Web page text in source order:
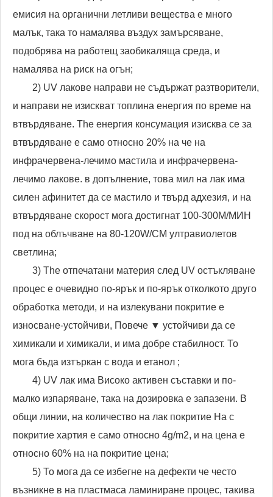
емисия на органични летливи вещества е много
малък, така то намалява въздух замърсяване,
подобрява на работещ заобикаляща среда, и
намалява на риск на огън;
2) UV лакове направи не съдържат разтворители,
и направи не изискват топлина енергия по време на
втвърдяване. The енергия консумация изисква се за
втвърдяване е само относно 20% на че на
инфрачервена-лечимо мастила и инфрачервена-
лечимо лакове. в допълнение, това мил на лак има
силен афинитет да се мастило и твърд адхезия, и на
втвърдяване скорост мога достигнат 100-300M/МИН
под на облъчване на 80-120W/СМ ултравиолетов
светлина;
3) The отпечатани материя след UV остъкляване
процес е очевидно по-ярък и по-ярък отколкото друго
обработка методи, и на излекувани покритие е
износване-устойчиви, Повече ▼ устойчиви да се
химикали и химикали, и има добре стабилност. То
мога бъда изтъркан с вода и етанол ;
4) UV лак има Високо активен съставки и по-
малко изпаряване, така на дозировка е запазени. В
общи линии, на количество на лак покритие На с
покритие хартия е само относно 4g/m2, и на цена е
относно 60% на на покритие цена;
5) То мога да се избегне на дефекти че често
възникне в на пластмаса ламиниране процес, такива